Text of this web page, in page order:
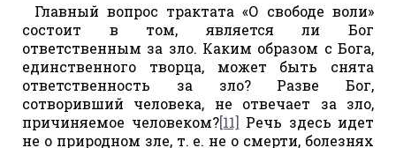
Главный вопрос трактата «О свободе воли»
состоит в том, является ли Бог
ответственным за зло. Каким образом с Бога,
единственного творца, может быть снята
ответственность за зло? Разве Бог,
сотворивший человека, не отвечает за зло,
причиняемое человеком?[11] Речь здесь идет
не о природном зле, т. е. не о смерти, болезнях